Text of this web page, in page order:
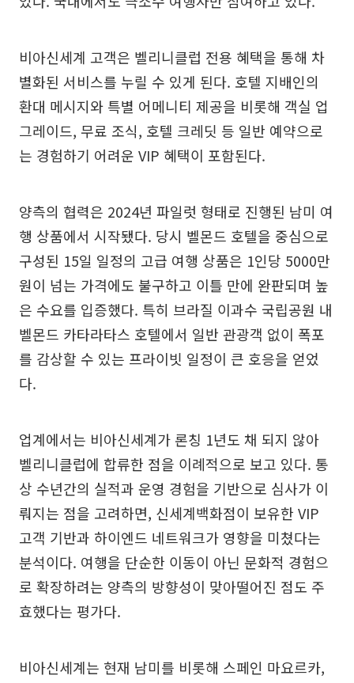
비아신세계 고객은 벨리니클럽 전용 혜택을 통해 차
별화된 서비스를 누릴 수 있게 된다. 호텔 지배인의
환대 메시지와 특별 어메니티 제공을 비롯해 객실 업
그레이드, 무료 조식, 호텔 크레딧 등 일반 예약으로
는 경험하기 어려운 VIP 혜택이 포함된다.
양측의 협력은 2024년 파일럿 형태로 진행된 남미 여
행 상품에서 시작됐다. 당시 벨몬드 호텔을 중심으로
구성된 15일 일정의 고급 여행 상품은 1인당 5000만
원이 넘는 가격에도 불구하고 이틀 만에 완판되며 높
은 수요를 입증했다. 특히 브라질 이과수 국립공원 내
벨몬드 카타라타스 호텔에서 일반 관광객 없이 폭포
를 감상할 수 있는 프라이빗 일정이 큰 호응을 얻었
다.
업계에서는 비아신세계가 론칭 1년도 채 되지 않아
벨리니클럽에 합류한 점을 이례적으로 보고 있다. 통
상 수년간의 실적과 운영 경험을 기반으로 심사가 이
뤄지는 점을 고려하면, 신세계백화점이 보유한 VIP
고객 기반과 하이엔드 네트워크가 영향을 미쳤다는
분석이다. 여행을 단순한 이동이 아닌 문화적 경험으
로 확장하려는 양측의 방향성이 맞아떨어진 점도 주
효했다는 평가다.
비아신세계는 현재 남미를 비롯해 스페인 마요르카,